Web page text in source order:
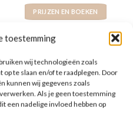
toestemming
wij technologieën zoals
te slaan en/of te raadplegen. Door
kunnen wij gegevens zoals
Als je geen toestemming
een nadelige invloed hebben op
PRIJZEN EN BOEKEN